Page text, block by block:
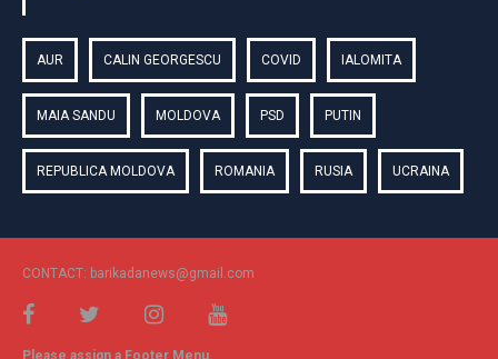
AUR CALIN GEORGESCU COVID IALOMITA
MAIA SANDU MOLDOVA PSD PUTIN
REPUBLICA MOLDOVA ROMANIA RUSIA UCRAINA
CONTACT: barikadanews@gmail.com